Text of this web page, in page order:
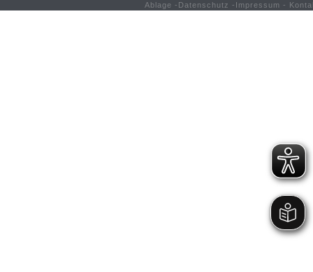
Ablage - Datenschutz - Impressum -